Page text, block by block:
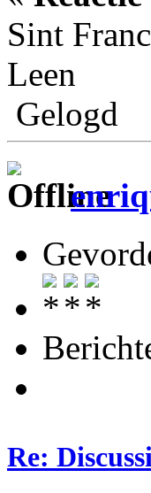
Sint
Leen
Gelogd
Re: